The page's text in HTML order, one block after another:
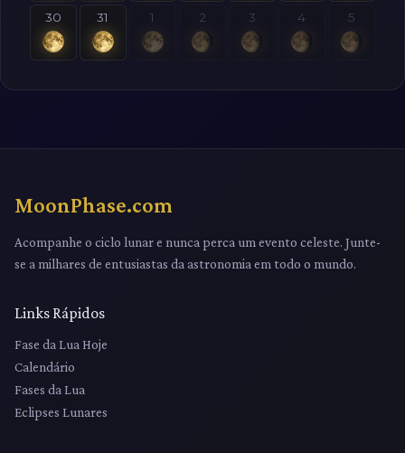
30 31 1 2 3 4 5
MoonPhase.com
Acompanhe o ciclo lunar e nunca perca um evento celeste. Junte-
se a milhares de entusiastas da astronomia em todo o mundo.
Links Rápidos
Fase da Lua Hoje
Calendário
Fases da Lua
Eclipses Lunares